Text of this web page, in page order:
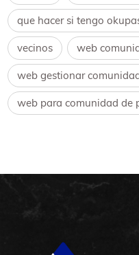
que hacer si tengo
vecinos web
web gestionar
web para comunidad de